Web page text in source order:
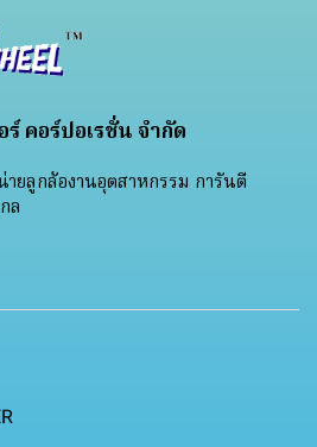
คอร์ปอเรชั่น จำกัด
ยลูกล้องานอุตสาหกรรม การันตี
ล